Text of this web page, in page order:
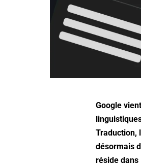
Google
Traduction,
désormais
réside dans